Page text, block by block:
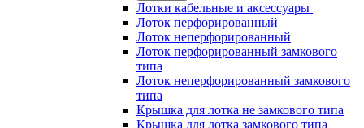
Лотки кабельные и аксессуары
Лоток перфорированный
Лоток неперфорированный
Лоток перфорированный замкового
типа
Лоток неперфорированный замкового
типа
Крышка для лотка не замкового типа
Крышка для лотка замкового типа